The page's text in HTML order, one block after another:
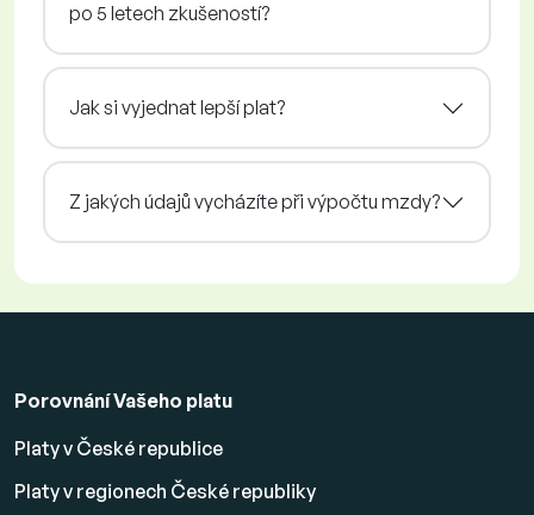
po 5 letech zkušeností?
Jak si vyjednat lepší plat?
Z jakých údajů vycházíte při výpočtu mzdy?
Porovnání Vašeho platu
Platy v České republice
Platy v regionech České republiky